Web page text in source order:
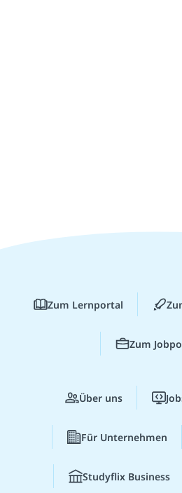
Zum Lernportal
Zum
Über uns
Für Unternehmen
Studyflix Business